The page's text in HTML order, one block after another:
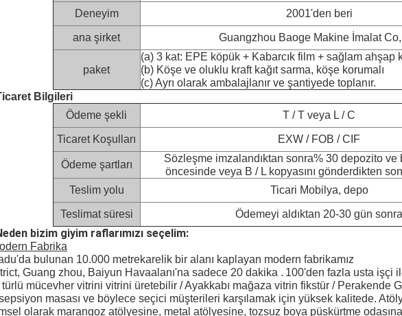
Deneyim 2001'den beri
ana şirket Guangzhou Baoge Makine İmalat Co,
paket
(a) 3 kat: EPE köpük + Kabarcık film + sağlam ahşap
(b) Köşe ve oluklu kraft kağıt sarma, köşe korumalı
(c) Ayrı olarak ambalajlanır ve şantiyede toplanır.
Bilgileri
Ödeme şekli
T / T veya L / C
Ticaret Koşulları EXW / FOB / CIF
Ödeme şartları
Sözleşme imzalandıktan sonra% 30 depozito ve
öncesinde veya B / L kopyasını gönderdikten
Teslim yolu
Ticari Mobilya, depo
Teslimat süresi Ödemeyi aldıktan 20-30 gün sonra
bizim giyim raflarımızı seçelim:
Fabrika
bulunan 10.000 metrekarelik bir alanı kaplayan modern fabrikamız
Guang zhou, Baiyun Havaalanı'na sadece 20 dakika . 100'den fazla usta işçi
türlü mücevher vitrini vitrini üretebilir / Ayakkabı mağaza vitrin fikstür / Perakende
masası ve böylece seçici müşterileri karşılamak için yüksek kalitede.
olarak marangoz atölyesine, metal atölyesine, tozsuz boya püskürtme odasına,